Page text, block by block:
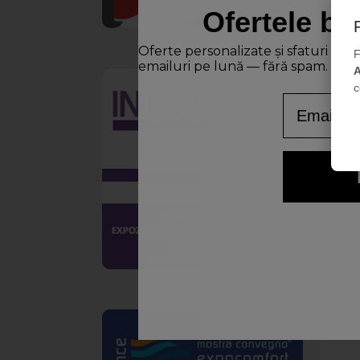
format PDF
Ofertele
Oferte personalizate și sfaturi de
emailuri pe lună — fără spam.